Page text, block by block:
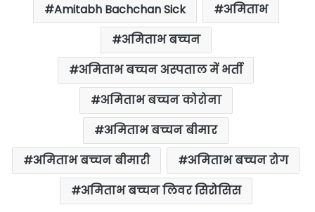
Amitabh Bachchan Sick
अमिताभ
अमिताभ बच्चन
अमिताभ बच्चन अस्पताल में भर्ती
अमिताभ बच्चन कोरोना
अमिताभ बच्चन बीमार
अमिताभ बच्चन बीमारी
अमिताभ बच्चन रोग
अमिताभ बच्चन लिवर सिरोसिस